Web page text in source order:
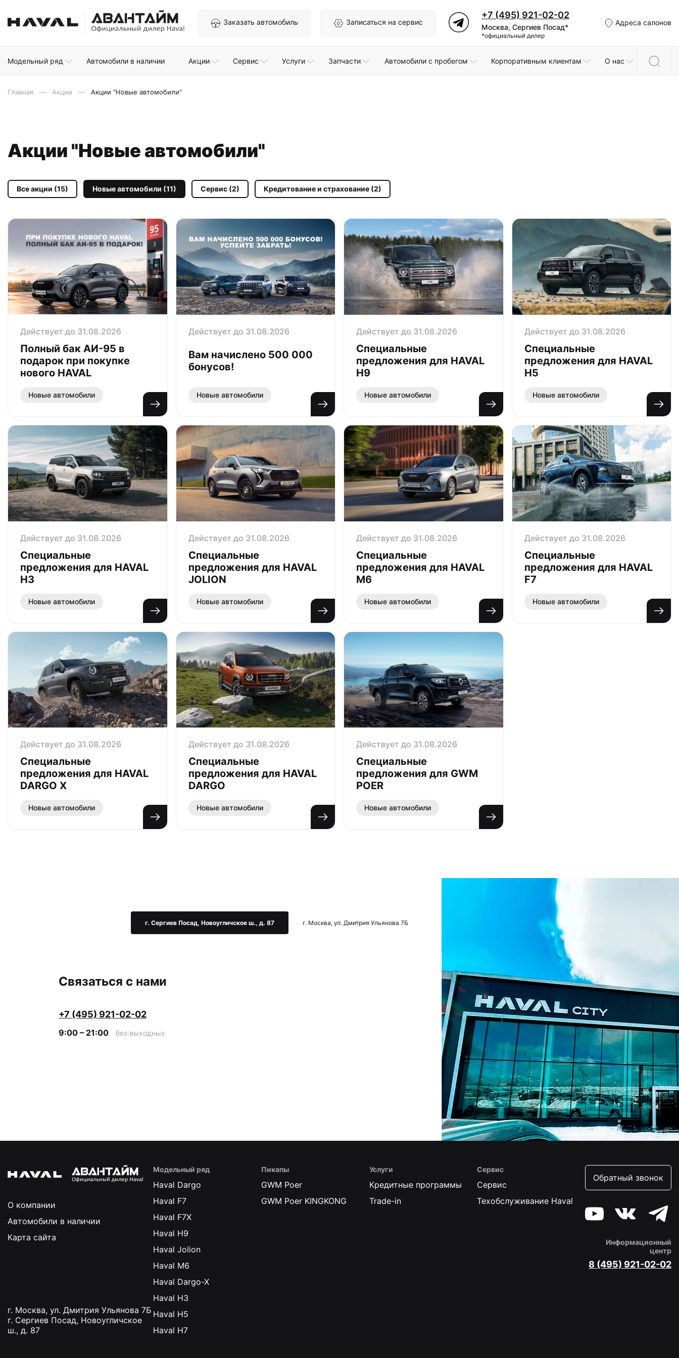
Заказать автомобиль Записаться на сервис
+7 (495) 921-02-02
Москва, Сергиев Посад*
*официальный дилер
Адреса салонов
Модельный ряд Автомобили в наличии Акции Сервис Услуги Запчасти Автомобили с пробегом Корпоративным клиентам О нас
Главная Акции Акции "Новые автомобили"
Акции "Новые автомобили"
Все акции (15) Новые автомобили (11) Сервис (2) Кредитование и страхование (2)
Действует до 31.08.2026
Полный бак АИ-95 в
подарок при покупке
нового HAVAL
Новые автомобили
Действует до 31.08.2026
Вам начислено 500 000
бонусов!
Новые автомобили
Действует до 31.08.2026
Специальные
предложения для HAVAL
H9
Новые автомобили
Действует до 31.08.2026
Специальные
предложения для HAVAL
H5
Новые автомобили
Действует до 31.08.2026
Специальные
предложения для HAVAL
H3
Новые автомобили
Действует до 31.08.2026
Специальные
предложения для HAVAL
JOLION
Новые автомобили
Действует до 31.08.2026
Специальные
предложения для HAVAL
M6
Новые автомобили
Действует до 31.08.2026
Специальные
предложения для HAVAL
F7
Новые автомобили
Действует до 31.08.2026
Специальные
предложения для HAVAL
DARGO Х
Новые автомобили
Действует до 31.08.2026
Специальные
предложения для HAVAL
DARGO
Новые автомобили
Действует до 31.08.2026
Специальные
предложения для GWM
POER
Новые автомобили
г. Сергиев Посад, Новоугличское ш., д. 87 г. Москва, ул. Дмитрия Ульянова 7Б
Связаться с нами
+7 (495) 921-02-02
9:00 – 21:00 без выходных
О компании
Автомобили в наличии
Карта сайта
г. Москва, ул. Дмитрия Ульянова 7Б
г. Сергиев Посад, Новоугличское
ш., д. 87
Модельный ряд
Haval Dargo
Haval F7
Haval F7X
Haval H9
Haval Jolion
Haval M6
Haval Dargo-X
Haval H3
Haval H5
Haval H7
Пикапы
GWM Poer
GWM Poer KINGKONG
Услуги
Кредитные программы
Trade-in
Сервис
Сервис
Техобслуживание Haval
Обратный звонок
Информационный
центр
8 (495) 921-02-02